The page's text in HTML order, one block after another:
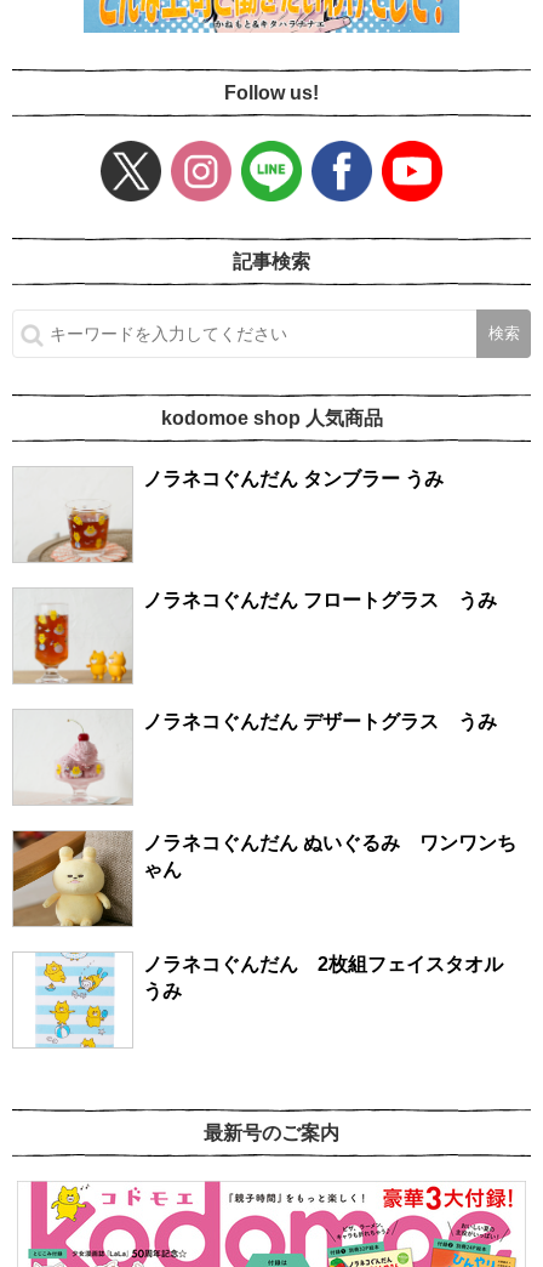
Follow us!
記事検索
kodomoe shop 人気商品
ノラネコぐんだん タンブラー うみ
ノラネコぐんだん フロートグラス うみ
ノラネコぐんだん デザートグラス うみ
ノラネコぐんだん ぬいぐるみ ワンワンち
ゃん
ノラネコぐんだん 2枚組フェイスタオル
うみ
最新号のご案内